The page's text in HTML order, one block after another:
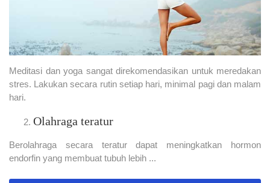
Meditasi dan yoga sangat direkomendasikan untuk meredakan
stres. Lakukan secara rutin setiap hari, minimal pagi dan malam
hari.
Olahraga teratur
Berolahraga secara teratur dapat meningkatkan hormon
endorfin yang membuat tubuh lebih ...